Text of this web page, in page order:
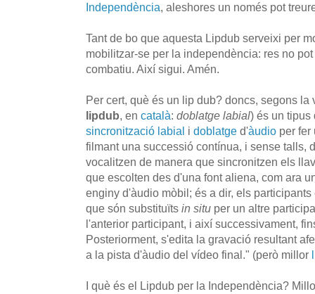
Independència, aleshores un només pot
Tant de bo que aquesta Lipdub serveixi per
mobilitzar-se per la independència: res no
combatiu. Així sigui. Amén.
Per cert, què és un lip dub? doncs, segons
lipdub, en català: doblatge labial) és un tipus
sincronització labial i doblatge d'àudio per
filmant una successió contínua, i sense talls,
vocalitzen de manera que sincronitzen els
que escolten des d'una font aliena, com ara
enginy d'àudio mòbil; és a dir, els
que són substituïts in situ per un altre
l'anterior participant, i així successivament,
Posteriorment, s'edita la gravació resultant
a la pista d'àudio del vídeo final." (però millor
I què és el Lipdub per la Independència?